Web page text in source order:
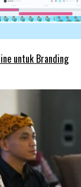
untuk Branding